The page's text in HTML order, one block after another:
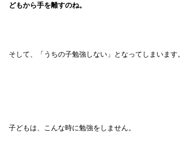
どもから手を離すのね。
そして、「うちの子勉強しない」となってしまいます。
子どもは、こんな時に勉強をしません。